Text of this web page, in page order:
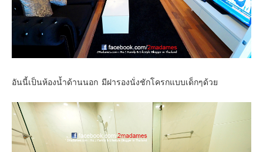
อันนี้เป็นห้องน้ำด้านนอก มีฝารองนั่งชักโครกแบบเด็กๆด้วย